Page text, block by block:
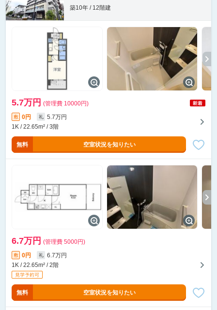
築10年 / 12階建
5.7万円 (管理費 10000円)
敷 0円 礼
5.7万円
1K / 22.65m² / 3階
無料 空室状況を知りたい
6.7万円 (管理費 5000円)
敷 0円 礼
6.7万円
1K / 22.65m² / 2階
無料 空室状況を知りたい